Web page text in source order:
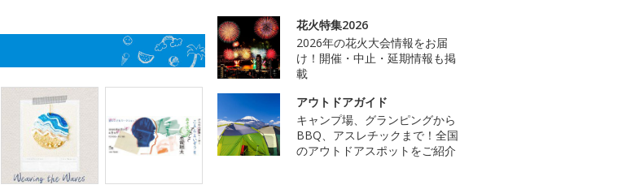
花火特集2026
2026年の花火大会情報をお届
け！開催・中止・延期情報も掲
載
アウトドアガイド
キャンプ場、グランピングから
BBQ、アスレチックまで！全国
のアウトドアスポットをご紹介